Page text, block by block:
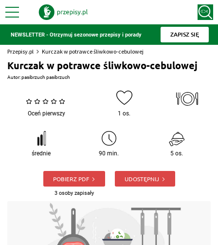
NEWSLETTER - Otrzymuj sezonowe przepisy i porady ZAPISZ SIĘ
Przepisy.pl Kurczak w potrawce śliwkowo-cebulowej
Kurczak w potrawce śliwkowo-cebulowej
Autor:pasibrzuch pasibrzuch
Oceń pierwszy 1 os.
średnie 90 min. 5 os.
POBIERZ PDF
3 osoby zapisały
UDOSTĘPNIJ